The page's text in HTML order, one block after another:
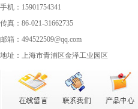
手机：15901754341
传真：86-021-31662735
邮箱：494522509@qq.com
地址：上海市青浦区金泽工业园区